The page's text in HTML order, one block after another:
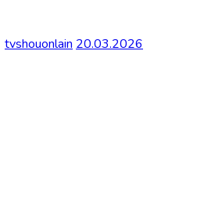
tvshouonlain 20.03.2026